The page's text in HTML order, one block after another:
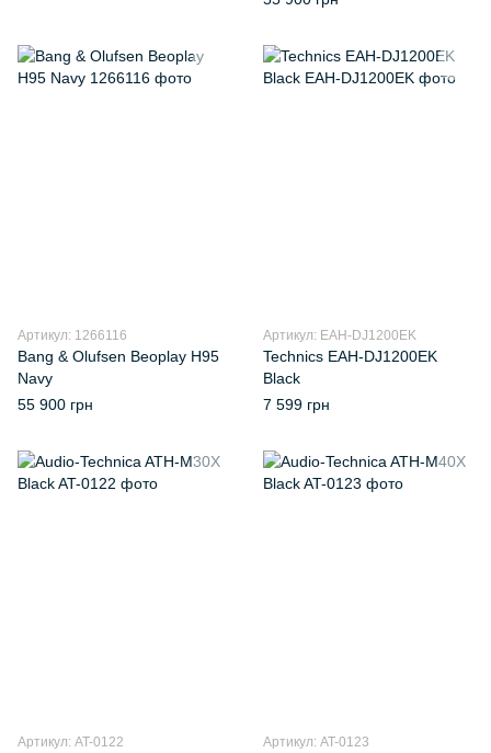
Артикул: 1266116
Bang & Olufsen Beoplay H95
Navy
55 900 грн
Артикул: EAH-DJ1200EK
Technics EAH-DJ1200EK
Black
7 599 грн
Артикул: AT-0122 Артикул: AT-0123